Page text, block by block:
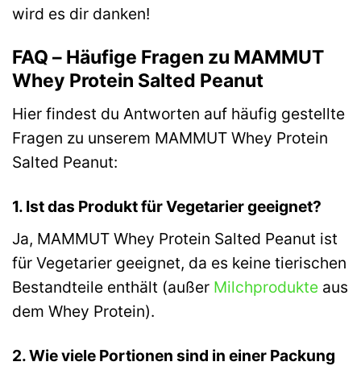
wird es dir danken!
FAQ – Häufige Fragen zu MAMMUT
Whey Protein Salted Peanut
Hier findest du Antworten auf häufig gestellte
Fragen zu unserem MAMMUT Whey Protein
Salted Peanut:
1. Ist das Produkt für Vegetarier geeignet?
Ja, MAMMUT Whey Protein Salted Peanut ist
für Vegetarier geeignet, da es keine tierischen
Bestandteile enthält (außer Milchprodukte aus
dem Whey Protein).
2. Wie viele Portionen sind in einer Packung